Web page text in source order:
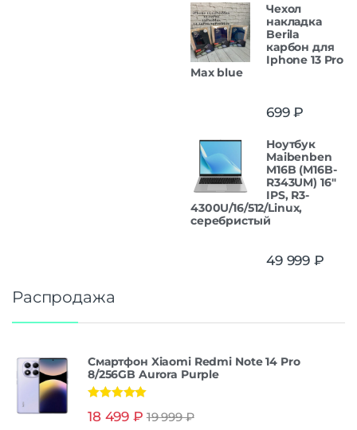
Чехол
накладка
Berila
карбон для
Iphone 13 Pro
Max blue
699₽
Ноутбук
Maibenben
M16B (M16B-
R343UM) 16"
IPS, R3-
4300U/16/512/Linux,
серебристый
49 999 ₽
Распродажа
Смартфон Xiaomi Redmi Note 14 Pro
8/256GB Aurora Purple
из 5
18 499 ₽ 19 999₽